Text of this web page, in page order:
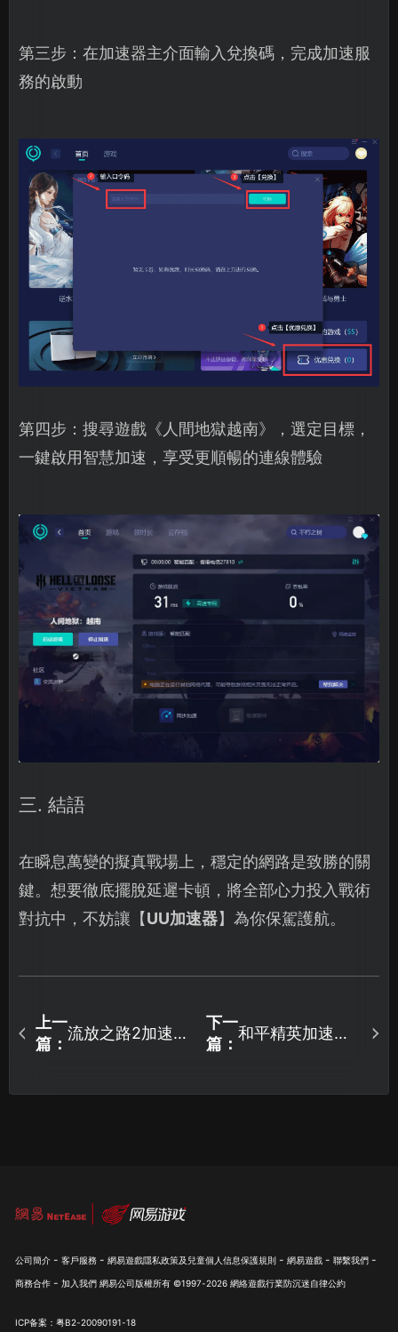
第三步：在加速器主介面輸入兌換碼，完成加速服
務的啟動
第四步：搜尋遊戲《人間地獄越南》，選定目標，
一鍵啟用智慧加速，享受更順暢的連線體驗
三. 結語
在瞬息萬變的擬真戰場上，穩定的網路是致勝的關
鍵。想要徹底擺脫延遲卡頓，將全部心力投入戰術
對抗中，不妨讓【UU加速器】為你保駕護航。
上一
篇：
流放之路2加速器
下一
篇：
和平精英加速
題！
公司簡介 - 客戶服務 - 網易遊戲隱私政策及兒童個人信息保護規則 - 網易遊戲 - 聯繫我們 -
商務合作 - 加入我們 網易公司版權所有 ©1997-2026 網絡遊戲行業防沉迷自律公約
ICP备案：粤B2-20090191-18